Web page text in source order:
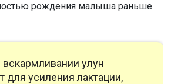
рождения малыша раньше
улун
для усиления лактации,